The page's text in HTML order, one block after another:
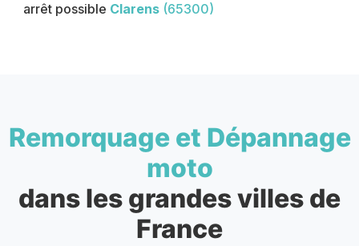
arrêt possible Clarens (65300)
Remorquage et Dépannage
moto
dans les grandes villes de
France